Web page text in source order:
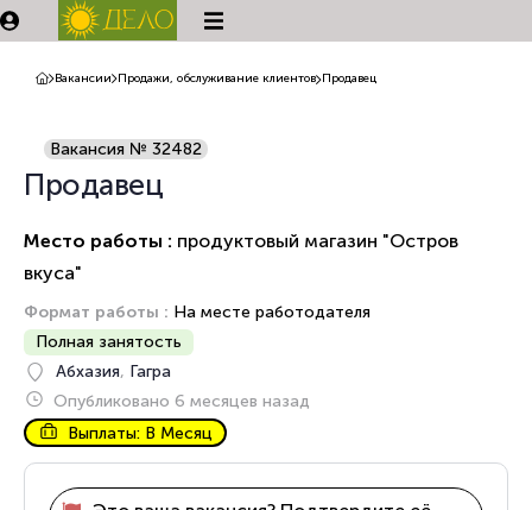
Вакансии Продажи, обслуживание клиентов Продавец
Продавец
Место работы : продуктовый магазин "Остров
вкуса"
Формат работы : На месте работодателя
Полная занятость
Абхазия, Гагра
Опубликовано 6 месяцев назад
Выплаты: В Месяц
Вакансия № 32482